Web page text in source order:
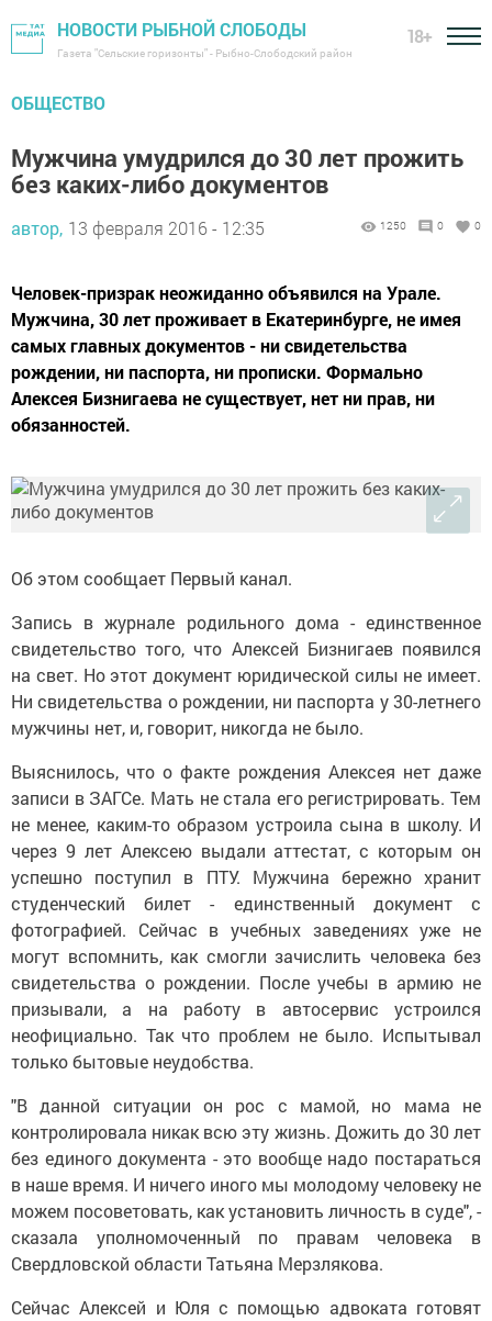
НОВОСТИ РЫБНОЙ СЛОБОДЫ
Газета "Сельские горизонты" - Рыбно-Слободский район
18+
ОБЩЕСТВО
Мужчина умудрился до 30 лет прожить
без каких-либо документов
автор, 13 февраля 2016 - 12:35 1250 0 0
Человек-призрак неожиданно объявился на Урале.
Мужчина, 30 лет проживает в Екатеринбурге, не имея
самых главных документов - ни свидетельства
рождении, ни паспорта, ни прописки. Формально
Алексея Бизнигаева не существует, нет ни прав, ни
обязанностей.
Об этом сообщает Первый канал.
Запись в журнале родильного дома - единственное
свидетельство того, что Алексей Бизнигаев появился
на свет. Но этот документ юридической силы не имеет.
Ни свидетельства о рождении, ни паспорта у 30-летнего
мужчины нет, и, говорит, никогда не было.
Выяснилось, что о факте рождения Алексея нет даже
записи в ЗАГСе. Мать не стала его регистрировать. Тем
не менее, каким-то образом устроила сына в школу. И
через 9 лет Алексею выдали аттестат, с которым он
успешно поступил в ПТУ. Мужчина бережно хранит
студенческий билет - единственный документ с
фотографией. Сейчас в учебных заведениях уже не
могут вспомнить, как смогли зачислить человека без
свидетельства о рождении. После учебы в армию не
призывали, а на работу в автосервис устроился
неофициально. Так что проблем не было. Испытывал
только бытовые неудобства.
"В данной ситуации он рос с мамой, но мама не
контролировала никак всю эту жизнь. Дожить до 30 лет
без единого документа - это вообще надо постараться
в наше время. И ничего иного мы молодому человеку не
можем посоветовать, как установить личность в суде", -
сказала уполномоченный по правам человека в
Свердловской области Татьяна Мерзлякова.
Сейчас Алексей и Юля с помощью адвоката готовят